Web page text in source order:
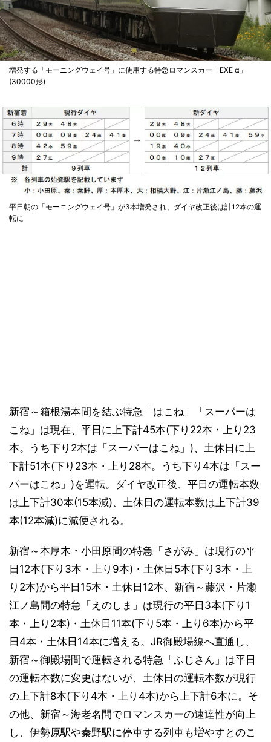
増発する「モーニングウェイ号」に使用する特急ロマンスカー「EXE α」
(30000形)
平日朝の「モーニングウェイ号」が3本増発され、ダイヤ改正後は計12本の運
転に
新宿～箱根湯本間を結ぶ特急「はこね」「スーパーは
こね」は現在、平日に上下計45本(下り22本・上り23
本。うち下り2本は「スーパーはこね」)、土休日に上
下計51本(下り23本・上り28本。うち下り4本は「スー
パーはこね」)を運転。ダイヤ改正後、平日の運転本数
は上下計30本(15本減)、土休日の運転本数は上下計39
本(12本減)に減便される。
新宿～本厚木・小田原間の特急「さがみ」は現行の平
日12本(下り3本・上り9本)・土休日5本(下り3本・上
り2本)から平日15本・土休日12本、新宿～藤沢・片瀬
江ノ島間の特急「えのしま」は現行の平日3本(下り1
本・上り2本)・土休日11本(下り5本・上り6本)から平
日4本・土休日14本に増える。JR御殿場線へ直通し、
新宿～御殿場間で運転される特急「ふじさん」は平日
の運転本数に変更はないが、土休日の運転本数が現行
の上下計8本(下り4本・上り4本)から上下計6本に。そ
の他、新宿～海老名間でロマンスカーの速達性が向上
し、伊勢原駅や秦野駅に停車する列車も増やすとのこ